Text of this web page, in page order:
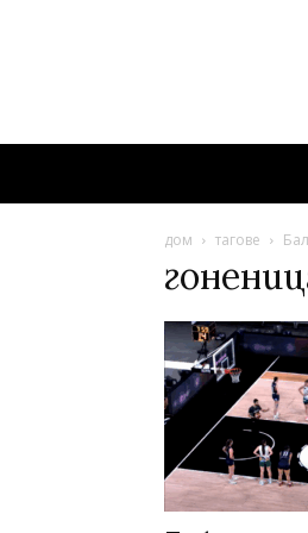
дом тагове